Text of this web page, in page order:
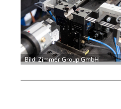
Bild: Zimmer Group GmbH